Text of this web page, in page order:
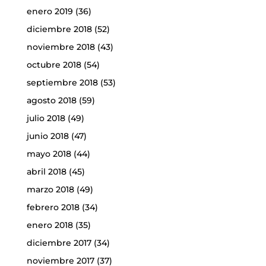
enero 2019 (36)
diciembre 2018(52)
noviembre 2018(43)
octubre 2018(54)
septiembre 2018(53)
agosto 2018(59)
julio 2018(49)
junio 2018(47)
mayo 2018(44)
abril 2018(45)
marzo 2018(49)
febrero 2018(34)
enero 2018(35)
diciembre 2017(34)
noviembre 2017(37)